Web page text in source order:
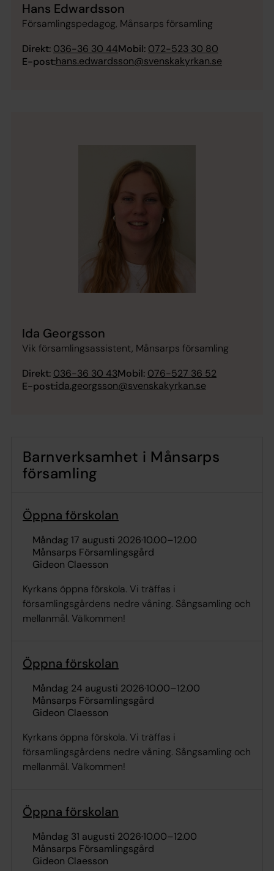
Hans Edwardsson
Församlingspedagog, Månsarps församling
Direkt: 036-36 30 44Mobil: 072-523 30 80
E-post:hans.edwardsson@svenskakyrkan.se
Ida Georgsson
Vik församlingsassistent, Månsarps församling
Direkt: 036-36 30 43Mobil: 076-527 36 52
E-post:ida.georgsson@svenskakyrkan.se
Barnverksamhet i Månsarps
församling
Öppna förskolan
måndag 17 augusti 2026·10.00–12.00
Månsarps Församlingsgård
Gideon Claesson
Kyrkans öppna förskola. Vi träffas i
församlingsgårdens nedre våning. Sångsamling och
mellanmål. Välkommen!
Öppna förskolan
måndag 24 augusti 2026·10.00–12.00
Månsarps Församlingsgård
Gideon Claesson
Kyrkans öppna förskola. Vi träffas i
församlingsgårdens nedre våning. Sångsamling och
mellanmål. Välkommen!
Öppna förskolan
måndag 31 augusti 2026·10.00–12.00
Månsarps Församlingsgård
Gideon Claesson